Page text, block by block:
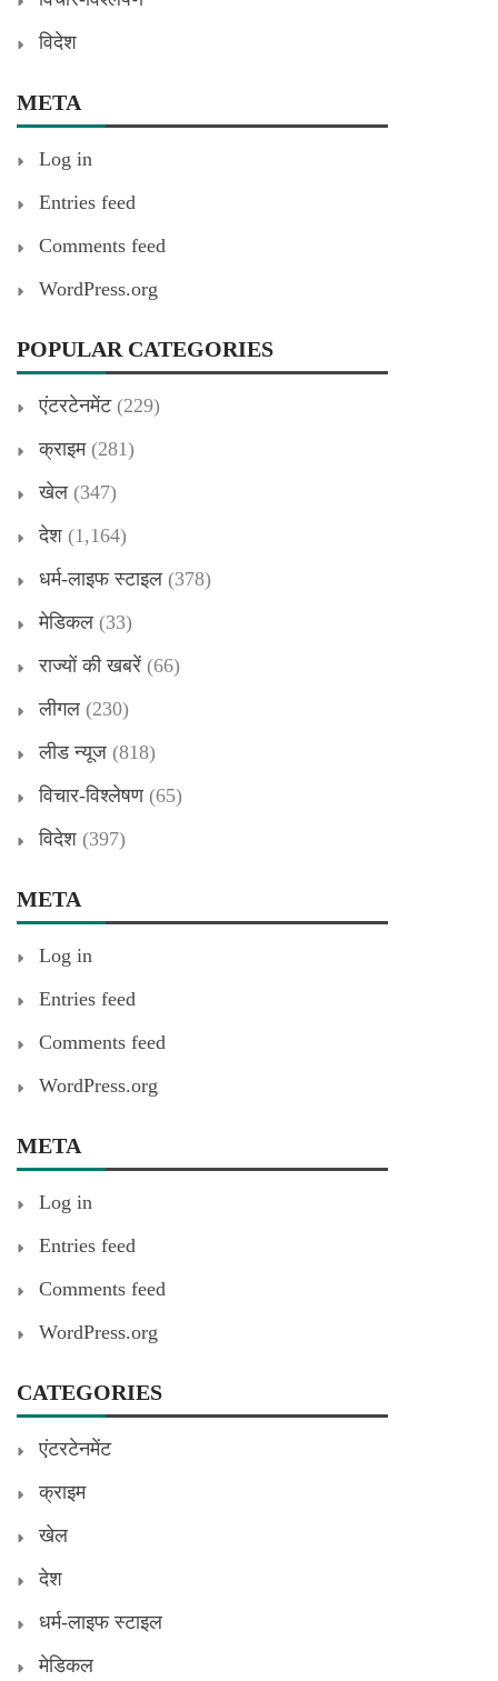
विदेश
META
Log in
Entries feed
Comments feed
WordPress.org
POPULAR CATEGORIES
एंटरटेनमेंट(229)
क्राइम(281)
खेल (347)
देश (1,164)
धर्म-लाइफ स्टाइल (378)
मेडिकल (33)
राज्यों की खबरें (66)
लीगल (230)
लीड न्यूज (818)
विचार-विश्लेषण(65)
विदेश (397)
META
Log in
Entries feed
Comments feed
WordPress.org
META
Log in
Entries feed
Comments feed
WordPress.org
CATEGORIES
एंटरटेनमेंट
क्राइम
खेल
देश
धर्म-लाइफ स्टाइल
मेडिकल